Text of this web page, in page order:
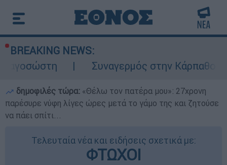
BREAKING NEWS:
Συναγερμός στην Κάρπαθο: Βρέθηκαν
δημοφιλές τώρα: «Θέλω τον πατέρα μου»: 27χρονη
παρέσυρε νύφη λίγες ώρες μετά το γάμο της και ζητούσε
να πάει σπίτι...
Τελευταία νέα και ειδήσεις σχετικά με:
ΦΤΩΧΟΙ